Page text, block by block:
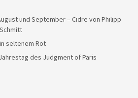
und September – Cidre von Philipp
seltenem Rot
des Judgment of Paris